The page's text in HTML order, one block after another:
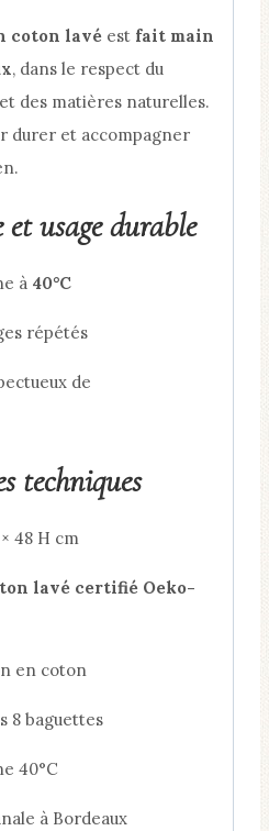
coton lavé est fait main
, dans le respect du
des matières naturelles.
durer et accompagner
usage durable
à 40°C
répétés
de
techniques
48 H cm
lavé certifié Oeko-
en coton
8 baguettes
40°C
à Bordeaux